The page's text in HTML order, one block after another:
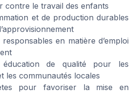
contre le travail des enfants
et de production durables
en matière d’emploi
de qualité pour les
les communautés locales
pour favoriser la mise en